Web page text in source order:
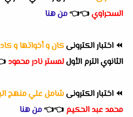
السحراوي👈
👈من هنا
⏪ اختبار الكترونىكان و أخواتها و
الثانوي الترم الأوللمستر نادر محمود
⏪ اختبار الكترونىشامل علي منهج
محمد عبد الحكيم 👈
👈من هنا